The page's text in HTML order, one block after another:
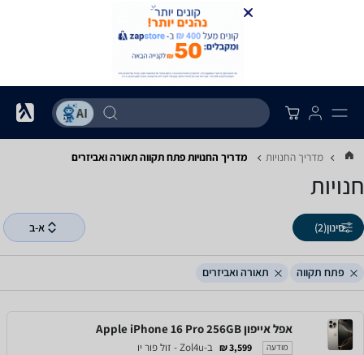
מדריך החנויות מדריך החנויות ‏פתח תקווה ‏תאורה ואביזרים
חנויות
סינון(2) א-ב
פתח תקווה תאורה ואביזרים
אפל אייפון Apple iPhone 16 Pro 256GB
מודעה 3,599 ₪ ב-Zol4u - זול פור יו